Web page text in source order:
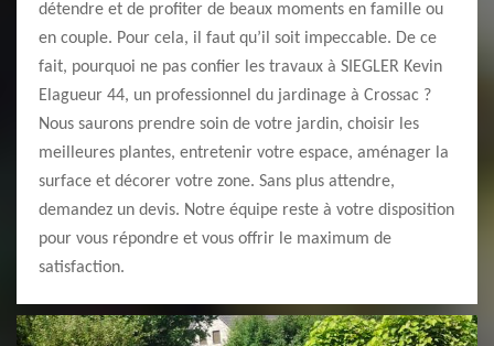
détendre et de profiter de beaux moments en famille ou
en couple. Pour cela, il faut qu’il soit impeccable. De ce
fait, pourquoi ne pas confier les travaux à SIEGLER Kevin
Elagueur 44, un professionnel du jardinage à Crossac ?
Nous saurons prendre soin de votre jardin, choisir les
meilleures plantes, entretenir votre espace, aménager la
surface et décorer votre zone. Sans plus attendre,
demandez un devis. Notre équipe reste à votre disposition
pour vous répondre et vous offrir le maximum de
satisfaction.